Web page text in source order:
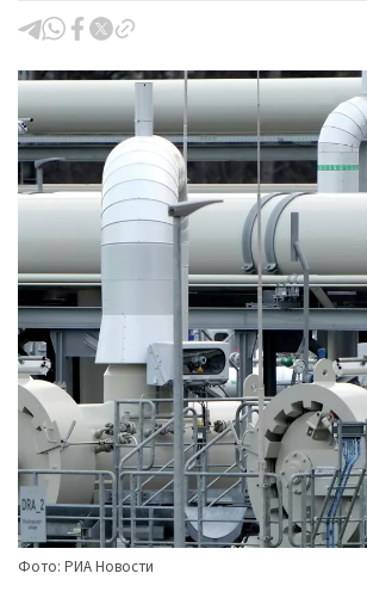
Фото: РИА Новости